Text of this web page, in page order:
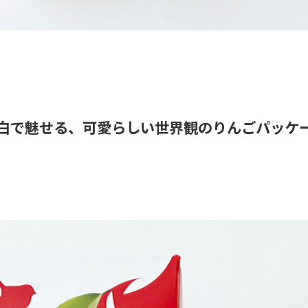
で魅せる、可愛らしい世界観のりんごパッケ